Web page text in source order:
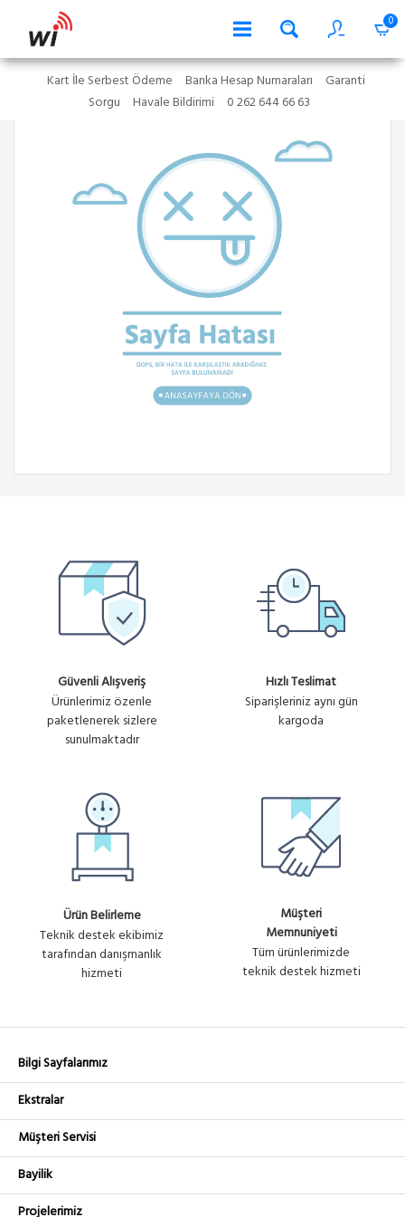
0
Kart İle Serbest Ödeme Banka Hesap Numaraları
Garanti
Sorgu
Havale Bildirimi 0 262 644 66 63
Güvenli Alışveriş
Ürünlerimiz özenle
paketlenerek sizlere
sunulmaktadır
Hızlı Teslimat
Siparişleriniz aynı gün
kargoda
Ürün Belirleme
Teknik destek ekibimiz
tarafından danışmanlık
hizmeti
Müşteri
Memnuniyeti
Tüm ürünlerimizde
teknik destek hizmeti
Bilgi Sayfalarımız
Ekstralar
Müşteri Servisi
Bayilik
Projelerimiz